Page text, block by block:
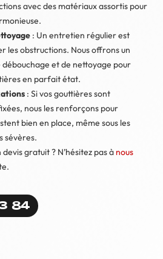
avec des matériaux assortis pour
: Un entretien régulier est
les obstructions. Nous offrons un
et de nettoyage pour
en parfait état.
: Si vos gouttières sont
nous les renforçons pour
bien en place, même sous les
sévères.
gratuit ? N’hésitez pas à nous
84